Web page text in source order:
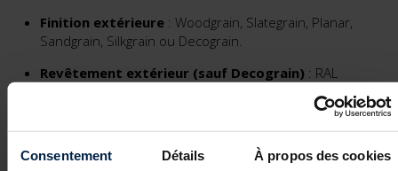
Consentement Détails À propos des cookies
Finition extérieure : Woodgrain, Slategrain, Planar,
Sandgrain, Silkgrain ou Decograin.
Revêtement extérieur (sauf Decograin) : RAL
: Chêne doré,
Chêne Winchester et Chêne nuit.